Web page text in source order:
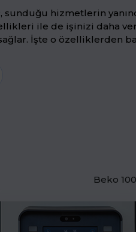
sunduğu hizmetlerin
ile de işinizi daha
İşte o özelliklerden
Beko